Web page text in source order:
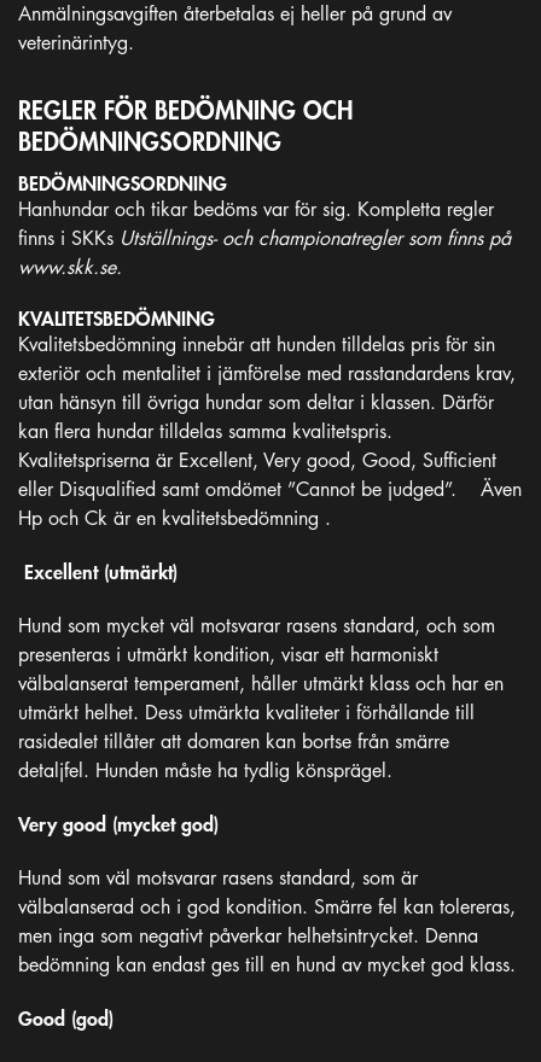
Anmälningsavgiften återbetalas ej heller på grund av
veterinärintyg.
REGLER FÖR BEDÖMNING OCH
BEDÖMNINGSORDNING
BEDÖMNINGSORDNING
Hanhundar och tikar bedöms var för sig. Kompletta regler
finns i SKKs Utställnings- och championatregler som finns på
www.skk.se.
KVALITETSBEDÖMNING
Kvalitetsbedömning innebär att hunden tilldelas pris för sin
exteriör och mentalitet i jämförelse med rasstandardens krav,
utan hänsyn till övriga hundar som deltar i klassen. Därför
kan flera hundar tilldelas samma kvalitetspris.
Kvalitetspriserna är Excellent, Very good, Good, Sufficient
eller Disqualified samt omdömet ”Cannot be judged”. Även
Hp och Ck är en kvalitetsbedömning .
Excellent (utmärkt)
Hund som mycket väl motsvarar rasens standard, och som
presenteras i utmärkt kondition, visar ett harmoniskt
välbalanserat temperament, håller utmärkt klass och har en
utmärkt helhet. Dess utmärkta kvaliteter i förhållande till
rasidealet tillåter att domaren kan bortse från smärre
detaljfel. Hunden måste ha tydlig könsprägel.
Very good (mycket god)
Hund som väl motsvarar rasens standard, som är
välbalanserad och i god kondition. Smärre fel kan tolereras,
men inga som negativt påverkar helhetsintrycket. Denna
bedömning kan endast ges till en hund av mycket god klass.
Good (god)